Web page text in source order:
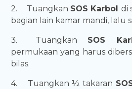
2. Tuangkan SOS Karbol di
bagian lain kamar mandi, lalu
3. Tuangkan SOS
permukaan yang harus
bilas.
4. Tuangkan ½ takaran